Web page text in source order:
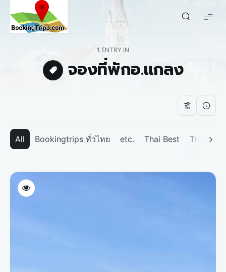
bookingtripp.com
1 ENTRY IN
จองที่พักอ.แกลง
All Bookingtrips ทั่วไทย etc. Thai Best Tripp